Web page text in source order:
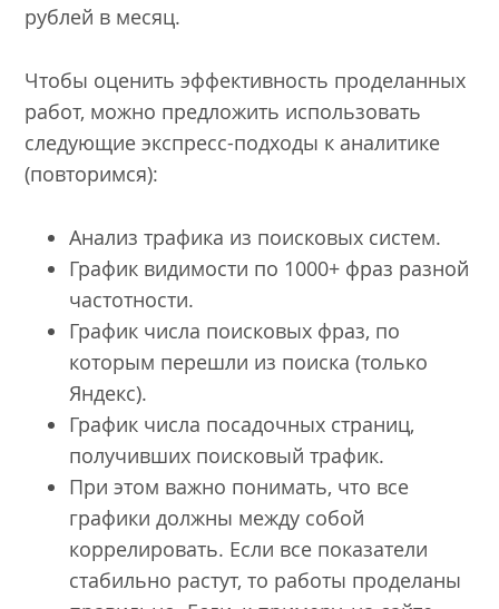
рублей в месяц.
Чтобы оценить эффективность проделанных
работ, можно предложить использовать
следующие экспресс-подходы к аналитике
(повторимся):
Анализ трафика из поисковых систем.
График видимости по 1000+ фраз разной
частотности.
График числа поисковых фраз, по
которым перешли из поиска (только
Яндекс).
График числа посадочных страниц,
получивших поисковый трафик.
При этом важно понимать, что все
графики должны между собой
коррелировать. Если все показатели
стабильно растут, то работы проделаны